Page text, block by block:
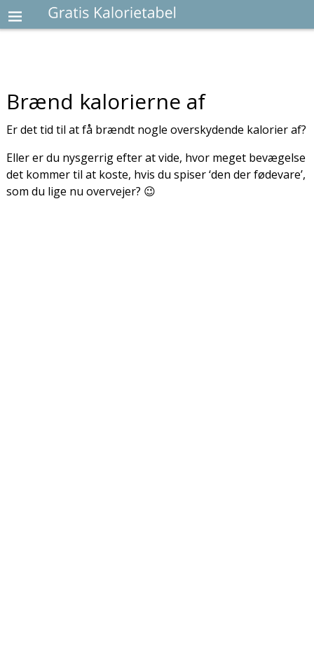
Brænd kalorierne af
Er det tid til at få brændt nogle overskydende kalorier af?
Eller er du nysgerrig efter at vide, hvor meget bevægelse
det kommer til at koste, hvis du spiser ‘den der fødevare’,
som du lige nu overvejer? 😉